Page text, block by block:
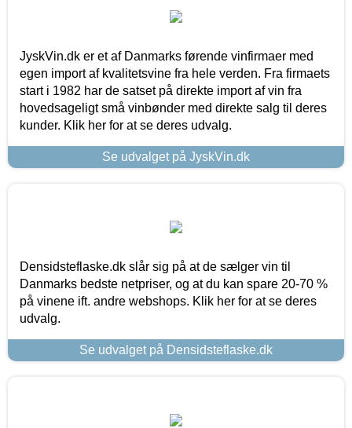
JyskVin.dk er et af Danmarks førende vinfirmaer med
egen import af kvalitetsvine fra hele verden. Fra firmaets
start i 1982 har de satset på direkte import af vin fra
hovedsageligt små vinbønder med direkte salg til deres
kunder. Klik her for at se deres udvalg.
Se udvalget på JyskVin.dk
Densidsteflaske.dk slår sig på at de sælger vin til
Danmarks bedste netpriser, og at du kan spare 20-70 %
på vinene ift. andre webshops. Klik her for at se deres
udvalg.
Se udvalget på Densidsteflaske.dk